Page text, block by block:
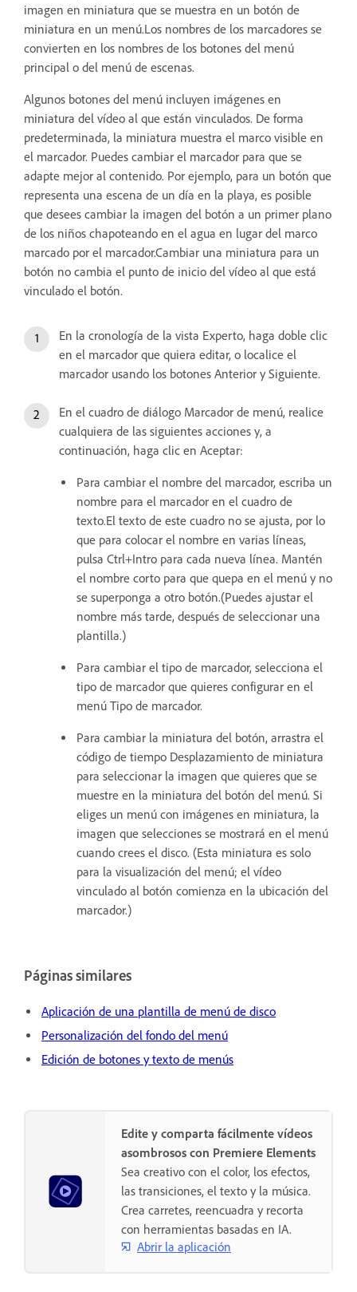
imagen en miniatura que se muestra en un botón de
miniatura en un menú.Los nombres de los marcadores se
convierten en los nombres de los botones del menú
principal o del menú de escenas.
Algunos botones del menú incluyen imágenes en
miniatura del vídeo al que están vinculados. De forma
predeterminada, la miniatura muestra el marco visible en
el marcador. Puedes cambiar el marcador para que se
adapte mejor al contenido. Por ejemplo, para un botón que
representa una escena de un día en la playa, es posible
que desees cambiar la imagen del botón a un primer plano
de los niños chapoteando en el agua en lugar del marco
marcado por el marcador.Cambiar una miniatura para un
botón no cambia el punto de inicio del vídeo al que está
vinculado el botón.
En la cronología de la vista Experto, haga doble clic
en el marcador que quiera editar, o localice el
marcador usando los botones Anterior y Siguiente.
En el cuadro de diálogo Marcador de menú, realice
cualquiera de las siguientes acciones y, a
continuación, haga clic en Aceptar:
Para cambiar el nombre del marcador, escriba un
nombre para el marcador en el cuadro de
texto.El texto de este cuadro no se ajusta, por lo
que para colocar el nombre en varias líneas,
pulsa Ctrl+Intro para cada nueva línea. Mantén
el nombre corto para que quepa en el menú y no
se superponga a otro botón.(Puedes ajustar el
nombre más tarde, después de seleccionar una
plantilla.)
Para cambiar el tipo de marcador, selecciona el
tipo de marcador que quieres configurar en el
menú Tipo de marcador.
Para cambiar la miniatura del botón, arrastra el
código de tiempo Desplazamiento de miniatura
para seleccionar la imagen que quieres que se
muestre en la miniatura del botón del menú. Si
eliges un menú con imágenes en miniatura, la
imagen que selecciones se mostrará en el menú
cuando crees el disco. (Esta miniatura es solo
para la visualización del menú; el vídeo
vinculado al botón comienza en la ubicación del
marcador.)
Páginas similares
Aplicación de una plantilla de menú de disco
Personalización del fondo del menú
Edición de botones y texto de menús
Edite y comparta fácilmente vídeos
asombrosos con Premiere Elements
Sea creativo con el color, los efectos,
las transiciones, el texto y la música.
Crea carretes, reencuadra y recorta
con herramientas basadas en IA.
Abrir la aplicación